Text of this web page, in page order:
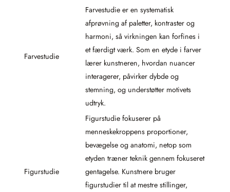
Farvestudie
Farvestudie er en systematisk
afprøvning af paletter, kontraster og
harmoni, så virkningen kan forfines i
et færdigt værk. Som en etyde i farver
lærer kunstneren, hvordan nuancer
interagerer, påvirker dybde og
stemning, og understøtter motivets
udtryk.
Figurstudie
Figurstudie fokuserer på
menneskekroppens proportioner,
bevægelse og anatomi, netop som
etyden træner teknik gennem fokuseret
gentagelse. Kunstnere bruger
figurstudier til at mestre stillinger,